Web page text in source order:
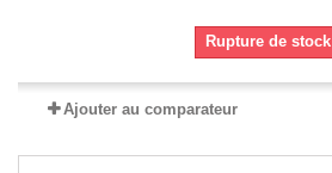
Rupture de stock
Ajouter au comparateur